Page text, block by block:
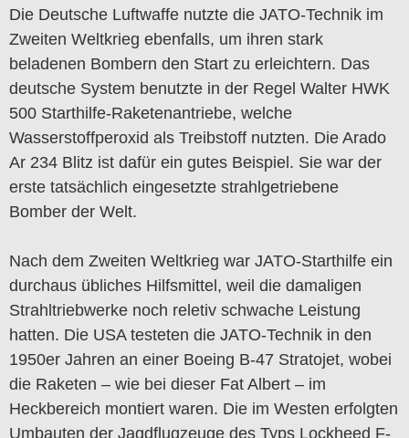
Die Deutsche Luftwaffe nutzte die JATO-Technik im
Zweiten Weltkrieg ebenfalls, um ihren stark
beladenen Bombern den Start zu erleichtern. Das
deutsche System benutzte in der Regel Walter HWK
500 Starthilfe-Raketenantriebe, welche
Wasserstoffperoxid als Treibstoff nutzten. Die Arado
Ar 234 Blitz ist dafür ein gutes Beispiel. Sie war der
erste tatsächlich eingesetzte strahlgetriebene
Bomber der Welt.
Nach dem Zweiten Weltkrieg war JATO-Starthilfe ein
durchaus übliches Hilfsmittel, weil die damaligen
Strahltriebwerke noch reletiv schwache Leistung
hatten. Die USA testeten die JATO-Technik in den
1950er Jahren an einer Boeing B-47 Stratojet, wobei
die Raketen – wie bei dieser Fat Albert – im
Heckbereich montiert waren. Die im Westen erfolgten
Umbauten der Jagdflugzeuge des Typs Lockheed F-